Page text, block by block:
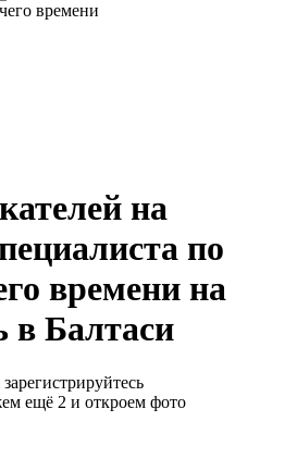
времени
на
по
времени на
в Балтаси
ещё 2 и откроем фото